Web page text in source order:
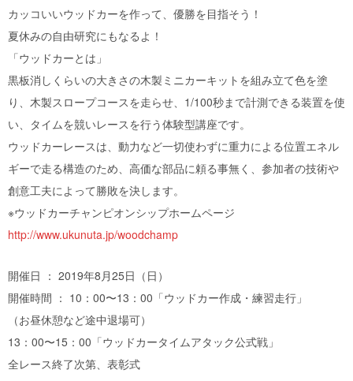
カッコいいウッドカーを作って、優勝を目指そう！
夏休みの自由研究にもなるよ！
「ウッドカーとは」
黒板消しくらいの大きさの木製ミニカーキットを組み立て色を塗
り、木製スロープコースを走らせ、1/100秒まで計測できる装置を使
い、タイムを競いレースを行う体験型講座です。
ウッドカーレースは、動力など一切使わずに重力による位置エネル
ギーで走る構造のため、高価な部品に頼る事無く、参加者の技術や
創意工夫によって勝敗を決します。
※ウッドカーチャンピオンシップホームページ
http://www.ukunuta.jp/woodchamp
開催日 ： 2019年8月25日（日）
開催時間 ： 10：00〜13：00「ウッドカー作成・練習走行」
（お昼休憩など途中退場可）
13：00〜15：00「ウッドカータイムアタック公式戦」
全レース終了次第、表彰式